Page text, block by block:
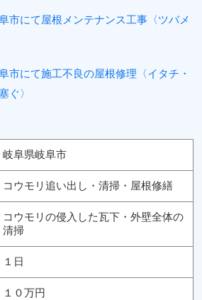
市にて屋根メンテナンス工事〈ツバメ
市にて施工不良の屋根修理〈イタチ・
ぐ〉
岐阜県岐阜市
コウモリ追い出し・清掃・屋根修繕
コウモリの侵入した瓦下・外壁全体の
清掃
１日
１０万円